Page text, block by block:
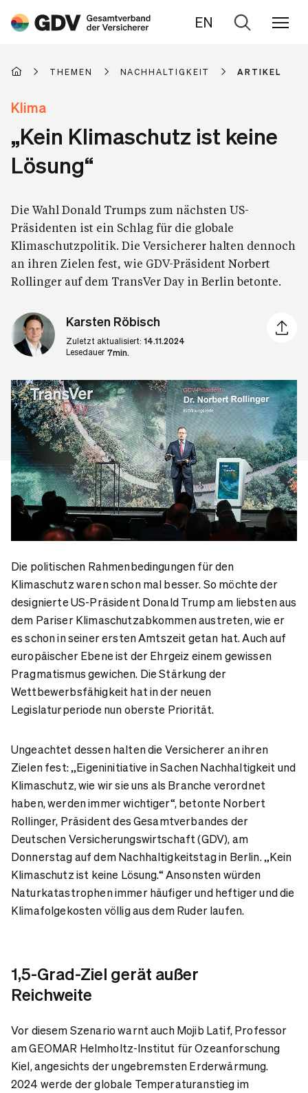
EN
Zur
THEMEN NACHHALTIGKEIT ARTIKEL
Klima
„Kein Klimaschutz ist keine
Lösung“
Die Wahl Donald Trumps zum nächsten US-
Präsidenten ist ein Schlag für die globale
Klimaschutzpolitik. Die Versicherer halten dennoch
an ihren Zielen fest, wie GDV-Präsident Norbert
Rollinger auf dem TransVer Day in Berlin betonte.
Karsten Röbisch
Zuletzt aktualisiert: 14.11.2024
Lesedauer 7min.
Artikel
Die politischen Rahmenbedingungen für den
Klimaschutz waren schon mal besser. So möchte der
designierte US-Präsident Donald Trump am liebsten aus
dem Pariser Klimaschutzabkommen austreten, wie er
es schon in seiner ersten Amtszeit getan hat. Auch auf
europäischer Ebene ist der Ehrgeiz einem gewissen
Pragmatismus gewichen. Die Stärkung der
Wettbewerbsfähigkeit hat in der neuen
Legislaturperiode nun oberste Priorität.
Ungeachtet dessen halten die Versicherer an ihren
Zielen fest: „Eigeninitiative in Sachen Nachhaltigkeit und
Klimaschutz, wie wir sie uns als Branche verordnet
haben, werden immer wichtiger“, betonte Norbert
Rollinger, Präsident des Gesamtverbandes der
Deutschen Versicherungswirtschaft (GDV), am
Donnerstag auf dem Nachhaltigkeitstag in Berlin. „Kein
Klimaschutz ist keine Lösung.“ Ansonsten würden
Naturkatastrophen immer häufiger und heftiger und die
Klimafolgekosten völlig aus dem Ruder laufen.
1,5-Grad-Ziel gerät außer
Reichweite
Vor diesem Szenario warnt auch Mojib Latif, Professor
am GEOMAR Helmholtz-Institut für Ozeanforschung
Kiel, angesichts der ungebremsten Erderwärmung.
2024 werde der globale Temperaturanstieg im